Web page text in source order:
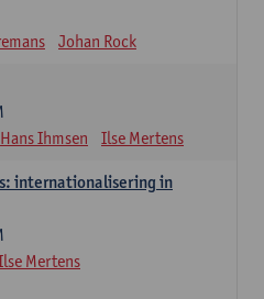
Johan Rock
Hans Ihmsen Ilse Mertens
internationalisering in
Mertens